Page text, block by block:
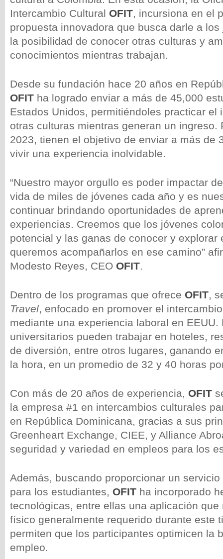
Intercambio Cultural OFIT, incursiona en el
propuesta innovadora que busca darle a
la posibilidad de conocer otras culturas y
conocimientos mientras trabajan.
Desde su fundación hace 20 años en
OFIT ha logrado enviar a más de 45,000
Estados Unidos, permitiéndoles practicar el
otras culturas mientras generan un ingreso.
2023, tienen el objetivo de enviar a más de
vivir una experiencia inolvidable.
“Nuestro mayor orgullo es poder impactar
vida de miles de jóvenes cada año y es
continuar brindando oportunidades de
experiencias. Creemos que los jóvenes
potencial y las ganas de conocer y explorar
queremos acompañarlos en ese camino”
Modesto Reyes, CEO OFIT.
Dentro de los programas que ofrece OFIT,
Travel, enfocado en promover el
mediante una experiencia laboral en
universitarios pueden trabajar en hoteles,
de diversión, entre otros lugares, ganando
la hora, en un promedio de 32 y 40 horas
Con más de 20 años de experiencia, OFIT
la empresa #1 en intercambios culturales
en República Dominicana, gracias a sus
Greenheart Exchange, CIEE, y Alliance
seguridad y variedad en empleos para los
Además, buscando proporcionar un
para los estudiantes, OFIT ha incorporado
tecnológicas, entre ellas una aplicación que
físico generalmente requerido durante este
permiten que los participantes optimicen la
empleo.
wp-
wp-